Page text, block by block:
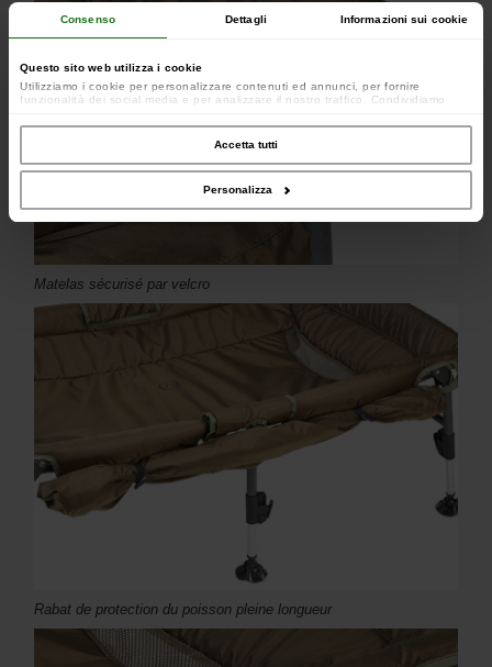
Consenso Dettagli Informazioni sui cookie
Questo sito web utilizza i cookie
Utilizziamo i cookie per personalizzare contenuti ed annunci, per fornire
funzionalità dei social media e per analizzare il nostro traffico. Condividiamo
occupano di analisi dei dati web, pubblicità e social media, i quali potrebbero
combinarle con altre informazioni che hai fornito loro o che hanno raccolto dal
Accetta tutti
Personalizza
Matelas sécurisé par velcro
Rabat de protection du poisson pleine longueur